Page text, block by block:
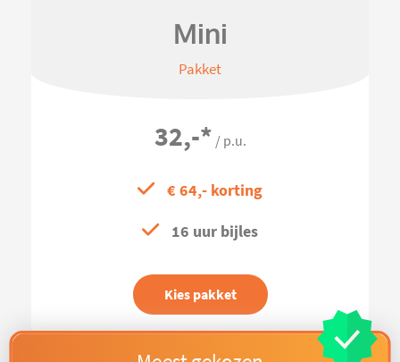
Mini
Pakket
32,-* / p.u.
€ 64,- korting
16 uur bijles
Kies pakket